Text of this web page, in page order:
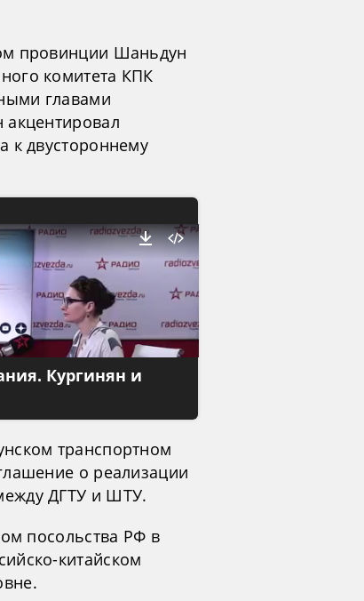
провинции Шаньдун
комитета КПК
главами
к двустороннему
Кургинян и
транспортном
о реализации
ДГТУ и ШТУ.
посольства РФ в
китайском